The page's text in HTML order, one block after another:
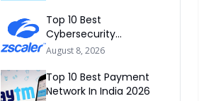
Top 10 Best
Cybersecurity
Companies In America
August 8, 2026
Top 10 Best Payment
Network In India 2026